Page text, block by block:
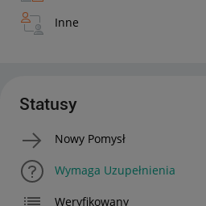
Inne
Statusy
Nowy Pomysł
Wymaga Uzupełnienia
Weryfikowany